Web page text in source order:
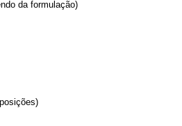
da formulação)